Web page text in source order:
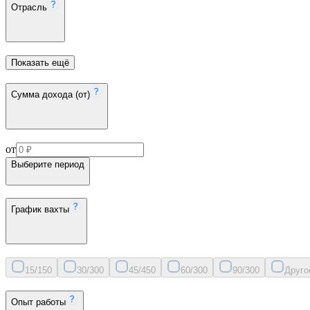
Отрасль
Показать ещё
Сумма дохода (от)
от
Выберите период
График вахты
15/150 30/300 45/450 60/300 90/300
Опыт работы